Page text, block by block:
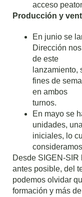
acceso
Producción y
En junio se
Dirección
de este
lanzamiento,
fines de
en ambos
turnos.
En mayo se
unidades,
iniciales, lo
Desde SIGEN-
antes posible, del
podemos olvidar
formación y más